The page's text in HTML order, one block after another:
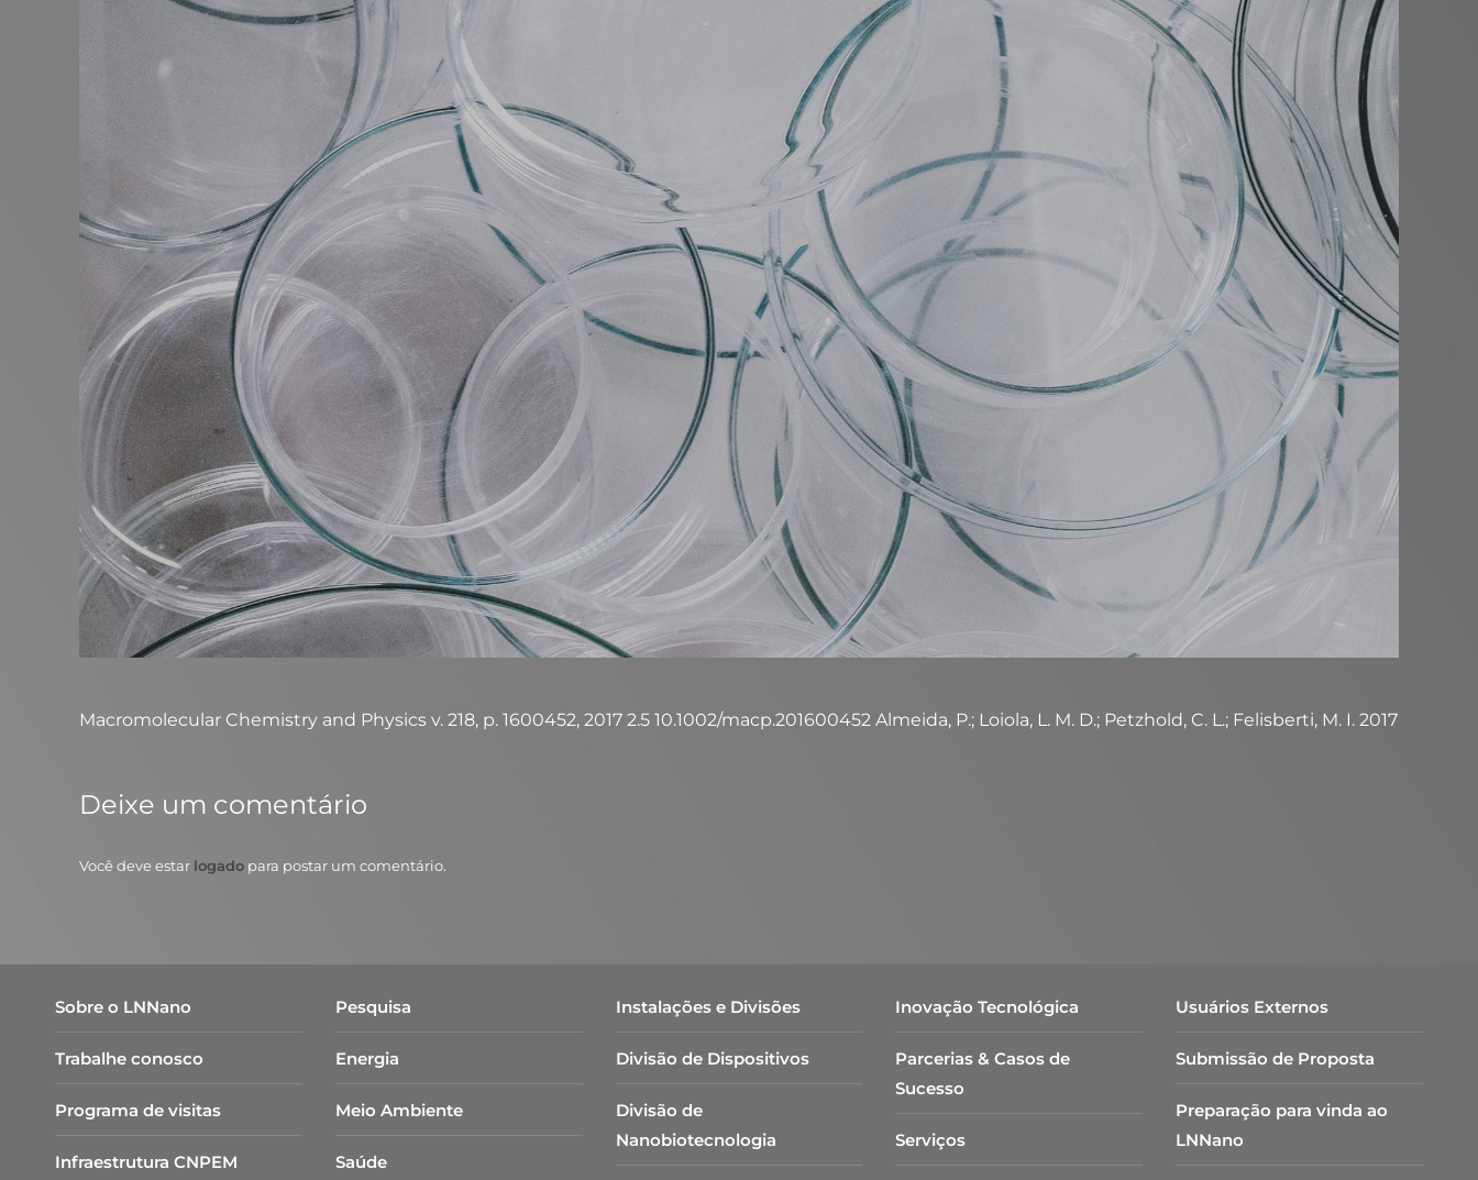
Macromolecular Chemistry and Physics v. 218, p. 1600452, 2017 2.5 10.1002/macp.201600452 Almeida, P.; Loiola, L. M. D.; Petzhold, C. L.; Felisberti, M. I. 2017
Deixe um comentário
Você deve estar logado para postar um comentário.
Sobre o LNNano
Trabalhe conosco
Programa de visitas
Infraestrutura CNPEM
Pesquisa
Energia
Meio Ambiente
Saúde
Instalações e Divisões
Divisão de Dispositivos
Divisão de
Nanobiotecnologia​
Inovação Tecnológica
Parcerias & Casos de
Sucesso
Serviços
Usuários Externos
Submissão de Proposta
Preparação para vinda ao
LNNano